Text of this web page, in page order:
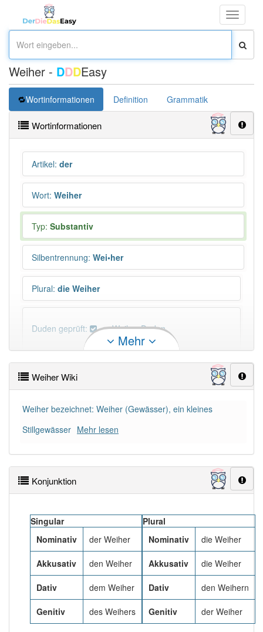
Toggle
Weiher - DDDEasy
Wortinformationen Definition Grammatik
Wortinformationen
Artikel: der
Wort: Weiher
Typ: Substantiv
Silbentrennung: Wei•her
Plural: die Weiher
Duden geprüft: Weiher Duden
×
Wörter, die mit "-her" enden, haben fast immer
DER:
DIE:8Ausnahmen Beispiele
DAS:10Ausnahmen
PowerIndex:
Häufigkeit: 4 von 10
Wörter mit Endung -weiher
Wörter mit Endung -weiheraber mit einem anderen
Artikelder: 0
Mehr
Weiher Wiki
Weiher bezeichnet: Weiher (Gewässer), ein kleines
Stillgewässer Mehr lesen
Konjunktion
Singular
Nominativ
der Weiher
Akkusativ den Weiher
Dativ dem Weiher
Genitiv des Weihers
Plural
Nominativ
die Weiher
Akkusativ die Weiher
Dativ den Weihern
Genitiv der Weiher